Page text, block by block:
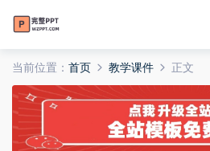
当前位置： 首页 教学课件 正文